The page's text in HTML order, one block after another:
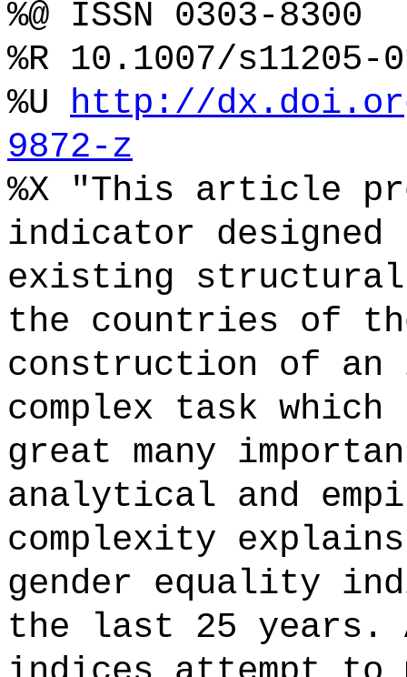
%@ ISSN 0303-8300
%R 10.1007/s11205-
%U http://
9872-z
%X "This article
indicator designed
existing
the countries of
construction of an
complex task
great many
analytical and
complexity
gender equality
the last 25 years.